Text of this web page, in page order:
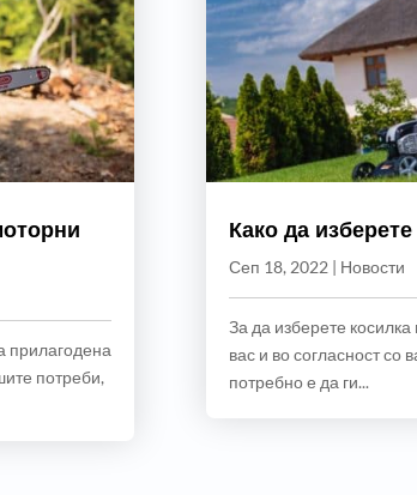
прилагодена
потреби,
Како да
Сеп 18, 2022| Новости
За да изберете
вас и во согласност со
потребно е да ги...